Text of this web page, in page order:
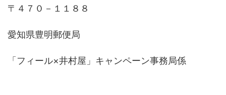
〒４７０－１１８８
愛知県豊明郵便局
「フィール×井村屋」キャンペーン事務局係